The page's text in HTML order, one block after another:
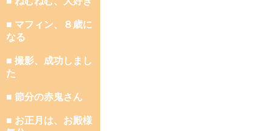
■ マフィン、８歳に
なる
■ 撮影、成功しまし
た
■ 節分の赤鬼さん
■ お正月は、お殿様